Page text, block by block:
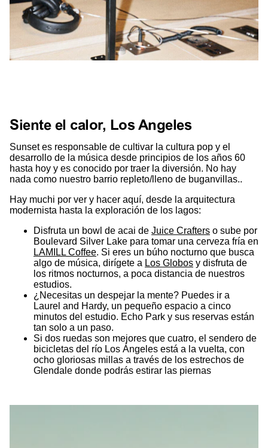
Siente el calor, Los Angeles
Sunset es responsable de cultivar la cultura pop y el
desarrollo de la música desde principios de los años 60
hasta hoy y es conocido por traer la diversión. No hay
nada como nuestro barrio repleto/lleno de buganvillas..
Hay muchi por ver y hacer aquí, desde la arquitectura
modernista hasta la exploración de los lagos:
Disfruta un bowl de acai de Juice Crafters o sube por
Boulevard Silver Lake para tomar una cerveza fría en
LAMILL Coffee. Si eres un búho nocturno que busca
algo de música, dirígete a Los Globos y disfruta de
los ritmos nocturnos, a poca distancia de nuestros
estudios.
¿Necesitas un despejar la mente? Puedes ir a
Laurel and Hardy, un pequeño espacio a cinco
minutos del estudio. Echo Park y sus reservas están
tan solo a un paso.
Si dos ruedas son mejores que cuatro, el sendero de
bicicletas del río Los Ángeles está a la vuelta, con
ocho gloriosas millas a través de los estrechos de
Glendale donde podrás estirar las piernas